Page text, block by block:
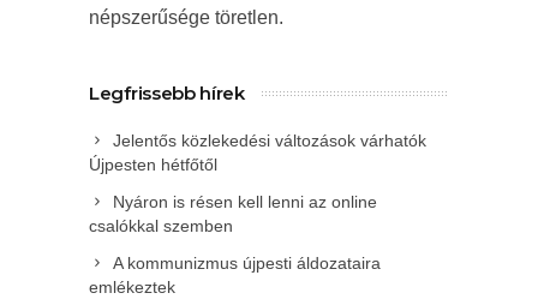
népszerűsége töretlen.
Legfrissebb hírek
Jelentős közlekedési változások várhatók
Újpesten hétfőtől
Nyáron is résen kell lenni az online
csalókkal szemben
A kommunizmus újpesti áldozataira
emlékeztek